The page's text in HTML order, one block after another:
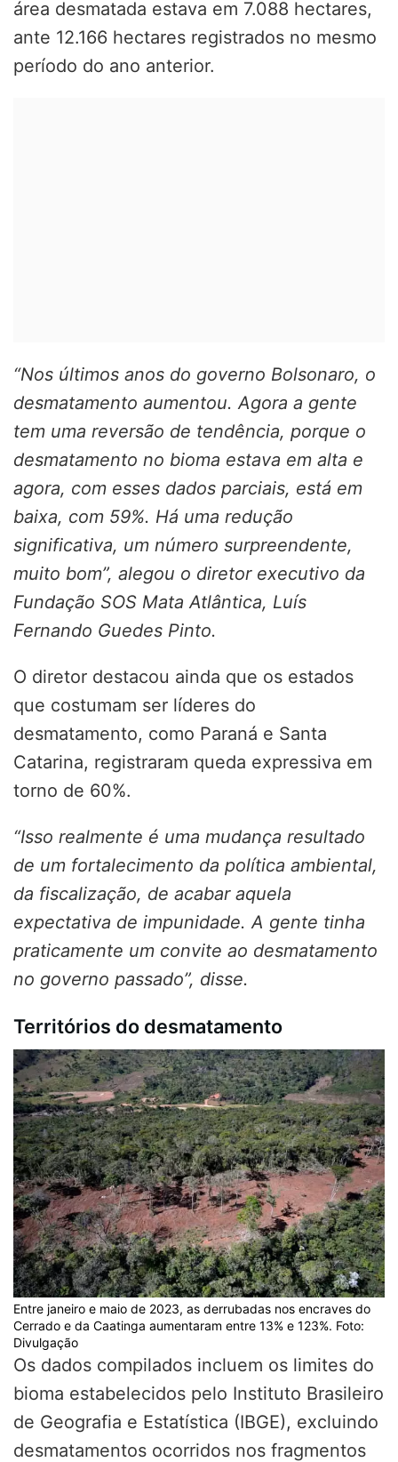
área desmatada estava em 7.088 hectares,
ante 12.166 hectares registrados no mesmo
período do ano anterior.
“Nos últimos anos do governo Bolsonaro, o
desmatamento aumentou. Agora a gente
tem uma reversão de tendência, porque o
desmatamento no bioma estava em alta e
agora, com esses dados parciais, está em
baixa, com 59%. Há uma redução
significativa, um número surpreendente,
muito bom”, alegou o diretor executivo da
Fundação SOS Mata Atlântica, Luís
Fernando Guedes Pinto.
O diretor destacou ainda que os estados
que costumam ser líderes do
desmatamento, como Paraná e Santa
Catarina, registraram queda expressiva em
torno de 60%.
“Isso realmente é uma mudança resultado
de um fortalecimento da política ambiental,
da fiscalização, de acabar aquela
expectativa de impunidade. A gente tinha
praticamente um convite ao desmatamento
no governo passado”, disse.
Territórios do desmatamento
Entre janeiro e maio de 2023, as derrubadas nos encraves do
Cerrado e da Caatinga aumentaram entre 13% e 123%. Foto:
Divulgação
Os dados compilados incluem os limites do
bioma estabelecidos pelo Instituto Brasileiro
de Geografia e Estatística (IBGE), excluindo
desmatamentos ocorridos nos fragmentos